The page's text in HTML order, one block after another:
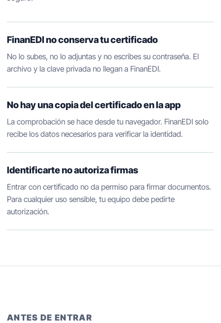
FinanEDI no conserva tu certificado
No lo subes, no lo adjuntas y no escribes su contraseña. El
archivo y la clave privada no llegan a FinanEDI.
No hay una copia del certificado en la app
La comprobación se hace desde tu navegador. FinanEDI solo
recibe los datos necesarios para verificar la identidad.
Identificarte no autoriza firmas
Entrar con certificado no da permiso para firmar documentos.
Para cualquier uso sensible, tu equipo debe pedirte
autorización.
ANTES DE ENTRAR